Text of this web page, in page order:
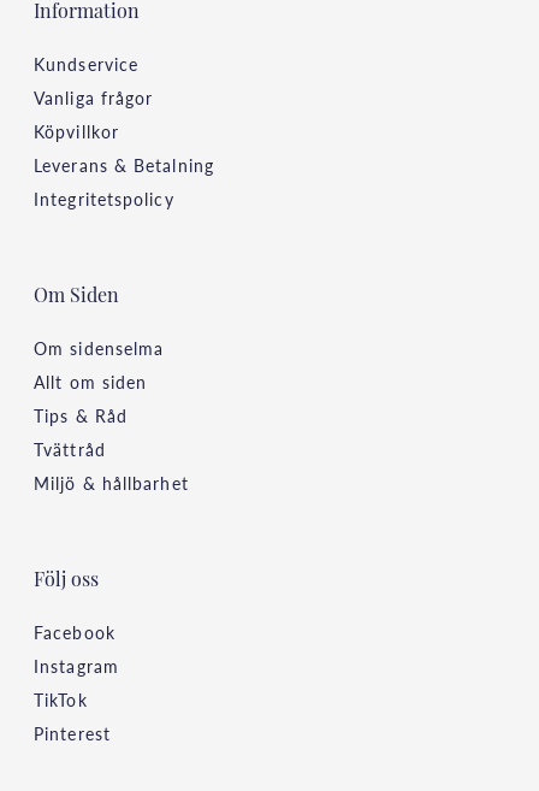
Information
Kundservice
Vanliga frågor
Köpvillkor
Leverans & Betalning
Integritetspolicy
Om Siden
Om sidenselma
Allt om siden
Tips & Råd
Tvättråd
Miljö & hållbarhet
Följ oss
Facebook
Instagram
TikTok
Pinterest